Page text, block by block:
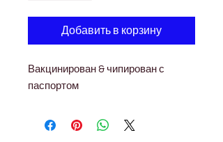
Добавить в корзину
Вакцинирован & чипирован с
паспортом